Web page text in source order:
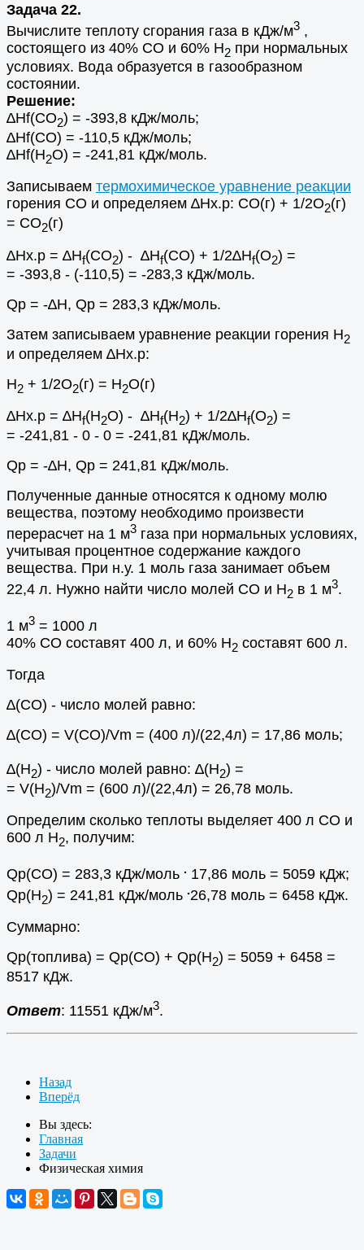
Задача 22.
Вычислите теплоту сгорания газа в кДж/м3 ,
состоящего из 40% СО и 60% Н2 при нормальных
условиях. Вода образуется в газообразном
состоянии.
Решение:
∆Нf(CO2) = -393,8 кДж/моль;
∆Нf(CO) = -110,5 кДж/моль;
∆Нf(Н2O) = -241,81 кДж/моль.
Записываем термохимическое уравнение реакции
горения СО и определяем ∆Hх.р: СО(г) + 1/2О2(г)
= СО2(г)
∆Hх.р = ∆Нf(CO2) - ∆Нf(CO) + 1/2∆Нf(O2) =
= -393,8 - (-110,5) = -283,3 кДж/моль.
Qр = -∆H, Qр = 283,3 кДж/моль.
Затем записываем уравнение реакции горения Н2
и определяем ∆Hх.р:
Н2 + 1/2O2(г) = Н2О(г)
∆Hх.р = ∆Нf(Н2O) - ∆Нf(Н2) + 1/2∆Нf(O2) =
= -241,81 - 0 - 0 = -241,81 кДж/моль.
Qр = -∆H, Qр = 241,81 кДж/моль.
Полученные данные относятся к одному молю
вещества, поэтому необходимо произвести
перерасчет на 1 м3 газа при нормальных условиях,
учитывая процентное содержание каждого
вещества. При н.у. 1 моль газа занимает объем
22,4 л. Нужно найти число молей СО и Н2 в 1 м3.
1 м3 = 1000 л
40% СО составят 400 л, и 60% Н2 составят 600 л.
Тогда
∆(СО) - число молей равно:
∆(СО) = V(СО)/Vm = (400 л)/(22,4л) = 17,86 моль;
∆(Н2) - число молей равно: ∆(Н2) =
= V(Н2)/Vm = (600 л)/(22,4л) = 26,78 моль.
Определим сколько теплоты выделяет 400 л СО и
600 л Н2, получим:
Qр(СО) = 283,3 кДж/моль . 17,86 моль = 5059 кДж;
Qр(Н2) = 241,81 кДж/моль .26,78 моль = 6458 кДж.
Суммарно:
Qр(топлива) = Qр(СО) + Qр(Н2) = 5059 + 6458 =
8517 кДж.
Ответ: 11551 кДж/м3.
Назад
Вперёд
Вы здесь:
Главная
Задачи
Физическая химия